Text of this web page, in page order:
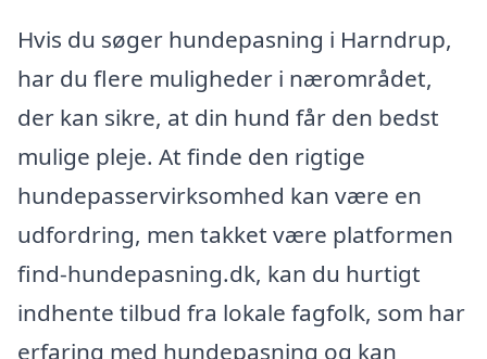
Hvis du søger hundepasning i Harndrup,
har du flere muligheder i nærområdet,
der kan sikre, at din hund får den bedst
mulige pleje. At finde den rigtige
hundepasservirksomhed kan være en
udfordring, men takket være platformen
find-hundepasning.dk, kan du hurtigt
indhente tilbud fra lokale fagfolk, som har
erfaring med hundepasning og kan